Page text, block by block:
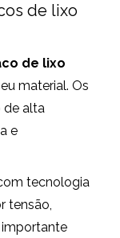
de lixo
de lixo
material. Os
de alta
e
tecnologia
tensão,
importante